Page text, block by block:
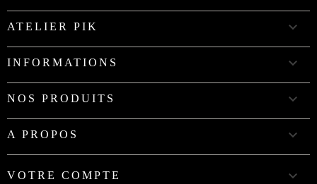
ATELIER PIK 
INFORMATIONS 
NOS PRODUITS 
A PROPOS 
VOTRE COMPTE 